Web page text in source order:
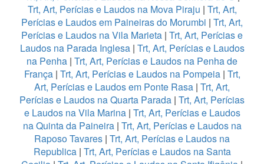
Trt, Art, Perícias e Laudos na Mova Piraju | Trt, Art,
Perícias e Laudos em Paineiras do Morumbi | Trt, Art,
Perícias e Laudos na Vila Marieta | Trt, Art, Perícias e
Laudos na Parada Inglesa | Trt, Art, Perícias e Laudos
na Penha | Trt, Art, Perícias e Laudos na Penha de
França | Trt, Art, Perícias e Laudos na Pompeia| Trt,
Art, Perícias e Laudos em Ponte Rasa | Trt, Art,
Perícias e Laudos na Quarta Parada | Trt, Art, Perícias
e Laudos na Vila Marina| Trt, Art, Perícias e Laudos
na Quinta da Paineira| Trt, Art, Perícias e Laudos na
Raposo Tavares | Trt, Art, Perícias e Laudos na
Republica| Trt, Art, Perícias e Laudos na Santa